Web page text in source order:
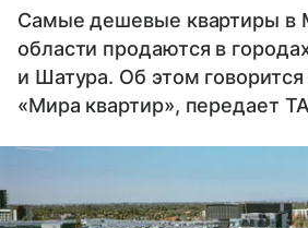
Самые дешевые квартиры в
области продаются в
и Шатура. Об этом
«Мира квартир», передает